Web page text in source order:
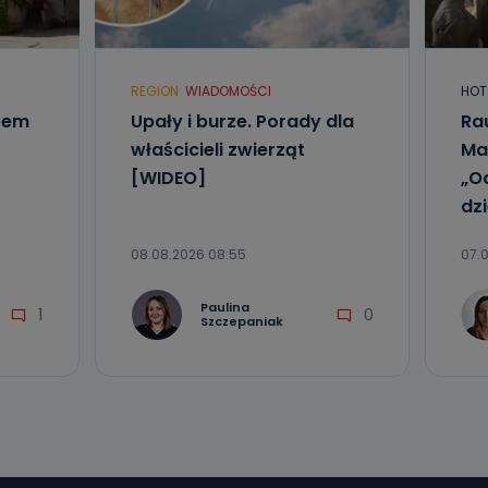
od
żądania
1
REGION WIADOMOŚCI
Upały i burze. Porady dla
właścicieli zwierząt
[WIDEO]
08.08.2026 08:55
Paulina
Szczepaniak
0
HOT